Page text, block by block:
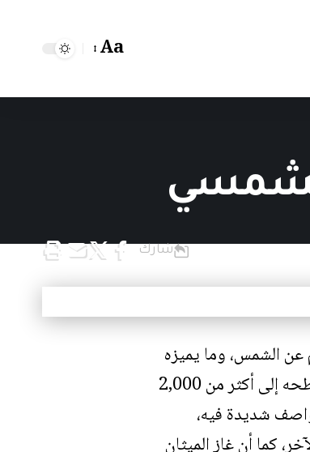
Aa
شارك
في نظامنا الشمسي قبل بلوتو، وهو يبعد 4.5 مليار كم عن الشمس، وما يميزه
هو امتلاكه أحد أعنف أنواع الطقوس في النظام الشمسي، حيث تصل سرعة الرياح على سطحه إلى أكثر من 2,000
شديدة فيه،
كما أن غاز الميثان